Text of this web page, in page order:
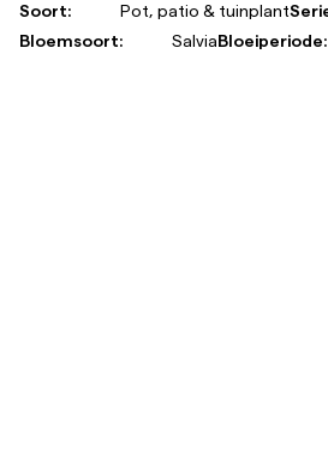
Bloeiperiode:
Maart - November